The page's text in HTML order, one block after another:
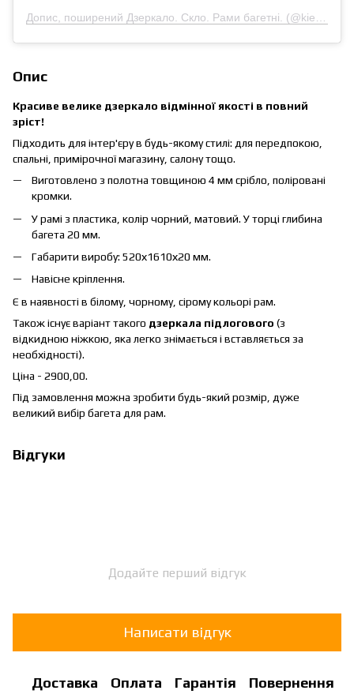
Допис, поширений Дзеркало. Скло. Рами багетні. (@kievglass)
Опис
Красиве велике дзеркало відмінної якості в повний
зріст!
Підходить для інтер'єру в будь-якому стилі: для передпокою,
спальні, примірочної магазину, салону тощо.
Виготовлено з полотна товщиною 4 мм срібло, поліровані
кромки.
У рамі з пластика, колір чорний, матовий. У торці глибина
багета 20 мм.
Габарити виробу: 520х1610х20 мм.
Навісне кріплення.
Є в наявності в білому, чорному, сірому кольорі рам.
Також існує варіант такого дзеркала підлогового (з
відкидною ніжкою, яка легко знімається і вставляється за
необхідності).
Ціна - 2900,00.
Під замовлення можна зробити будь-який розмір, дуже
великий вибір багета для рам.
Відгуки
Додайте перший відгук
Написати відгук
Доставка Оплата Гарантія Повернення